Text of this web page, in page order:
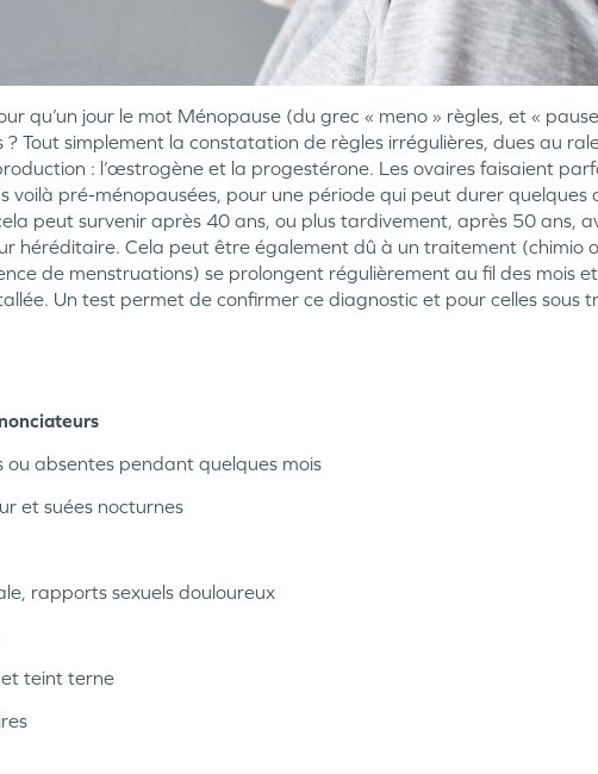
qu’un jour le mot Ménopause (du grec « meno » règles, et «
? Tout simplement la constatation de règles irrégulières, dues au
: l’œstrogène et la progestérone. Les ovaires faisaient
voilà pré-ménopausées, pour une période qui peut durer quelques
peut survenir après 40 ans, ou plus tardivement, après 50 ans,
héréditaire. Cela peut être également dû à un traitement (chimio
de menstruations) se prolongent régulièrement au fil des mois
Un test permet de confirmer ce diagnostic et pour celles
ou absentes pendant quelques mois
et suées nocturnes
rapports sexuels douloureux
et teint terne